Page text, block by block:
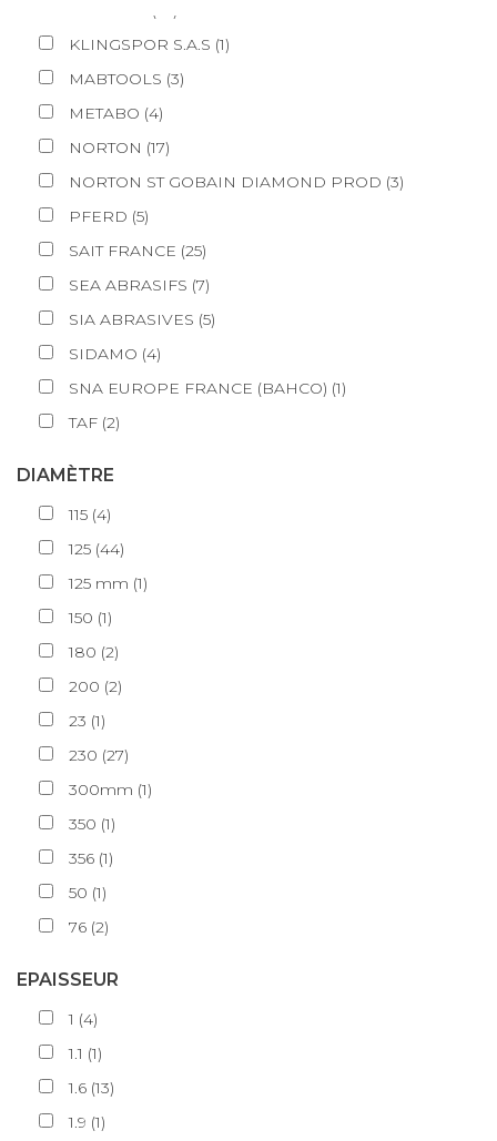
KLINGSPOR S.A.S (1)
MABTOOLS (3)
METABO (4)
NORTON (17)
NORTON ST GOBAIN DIAMOND PROD (3)
PFERD (5)
SAIT FRANCE (25)
SEA ABRASIFS (7)
SIA ABRASIVES (5)
SIDAMO (4)
SNA EUROPE FRANCE (BAHCO) (1)
TAF (2)
DIAMÈTRE
115 (4)
125 (44)
125 mm (1)
150 (1)
180 (2)
200 (2)
23 (1)
230 (27)
300mm (1)
350 (1)
356 (1)
50 (1)
76 (2)
EPAISSEUR
1 (4)
1.1 (1)
1.6 (13)
1.9 (1)